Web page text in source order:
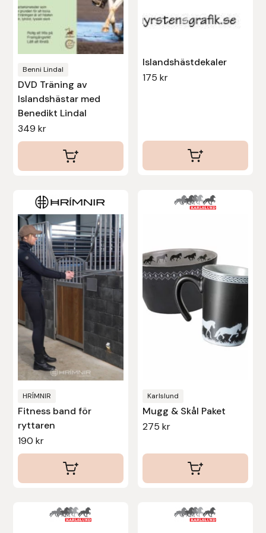
Benni Lindal
DVD Träning av
Islandshästar med
Benedikt Lindal
349kr
Islandshästdekaler
175 kr
kan
produktsidan
HRÍMNIR
Fitness band för
ryttaren
190kr
Karlslund
Mugg & Skål Paket
275 kr
Protector
Redback
Roeckl
Safehorse of Sweden
Saltverk
Sigga Ævars
Sivart Bokförlag
Sonnenreiter
Star
Stina Helmersson Bokförlag
Suedwind
Tear-Aid
Tekna
Tidningen Ridsport Island
TöltSaga